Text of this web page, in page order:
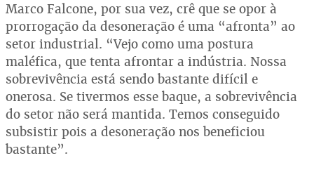
Marco Falcone, por sua vez, crê que se opor à
prorrogação da desoneração é uma “afronta” ao
setor industrial. “Vejo como uma postura
maléfica, que tenta afrontar a indústria. Nossa
sobrevivência está sendo bastante difícil e
onerosa. Se tivermos esse baque, a sobrevivência
do setor não será mantida. Temos conseguido
subsistir pois a desoneração nos beneficiou
bastante”.